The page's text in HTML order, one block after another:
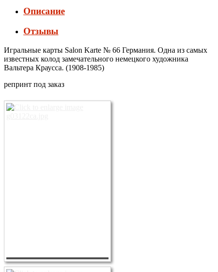
Описание
Отзывы
Игральные карты Salon Karte № 66 Германия. Одна из самых
известных колод замечательного немецкого художника
Вальтера Краусса. (1908-1985)
репринт под заказ